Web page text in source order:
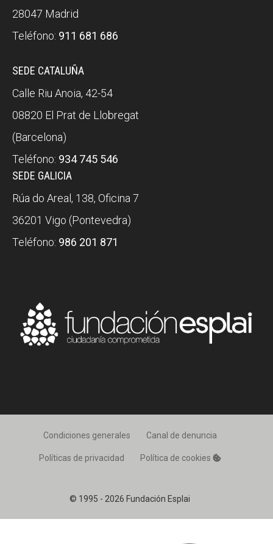
28047 Madrid
Teléfono: 911 681 686
SEDE CATALUÑA
Calle Riu Anoia, 42-54
08820 El Prat de Llobregat
(Barcelona)
Teléfono: 934 745 546
SEDE GALICIA
Rúa do Areal, 138, Oficina 7
36201 Vigo (Pontevedra)
Teléfono: 986 201 871
© 1995 - 2026 Fundación Esplai
Condiciones generales Canal de denuncia
Políticas de privacidad Política de cookies